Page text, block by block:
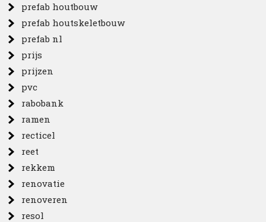
prefab houtbouw
prefab houtskeletbouw
prefab nl
prijs
prijzen
pvc
rabobank
ramen
recticel
reet
rekkem
renovatie
renoveren
resol